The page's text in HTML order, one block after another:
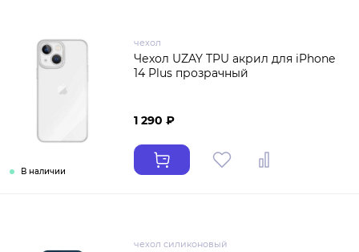
В наличии
чехол
Чехол UZAY TPU акрил для iPhone
14 Plus прозрачный
1 290 ₽
чехол силиконовый